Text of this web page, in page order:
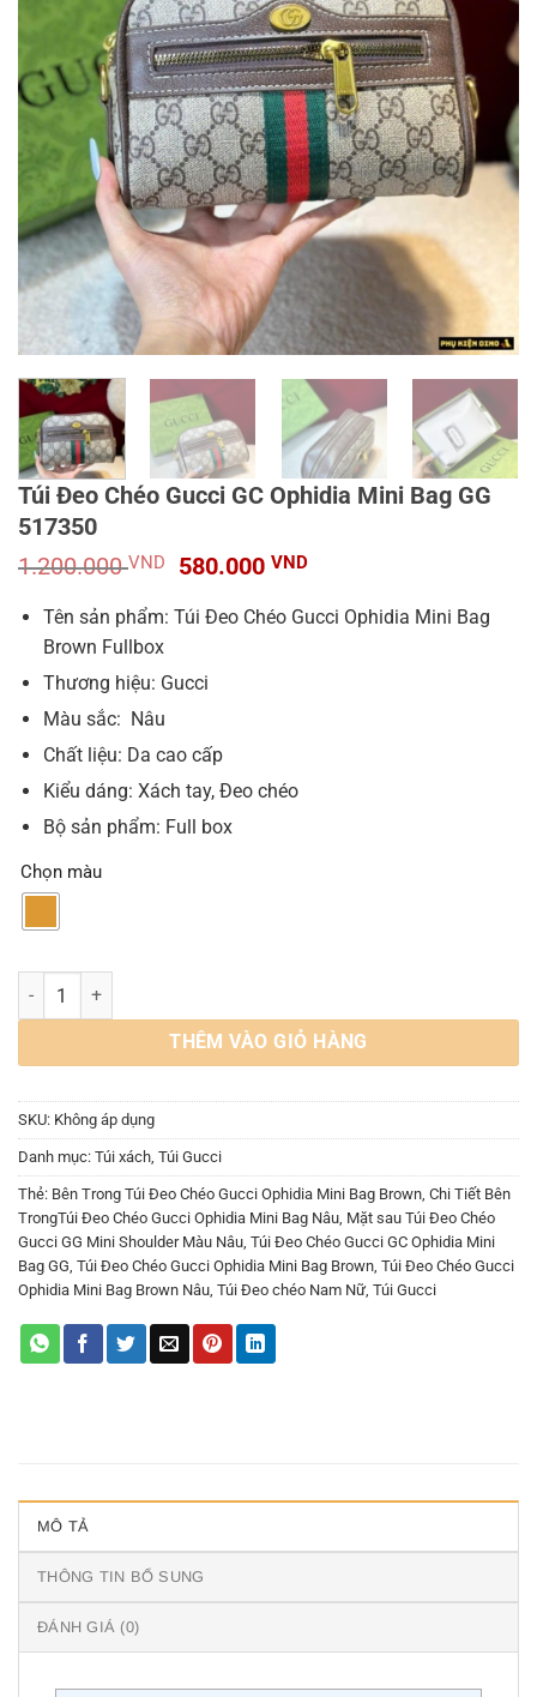
Túi Đeo Chéo Gucci GC Ophidia Mini Bag GG
517350
1.200.000VND
Giá
là:
580.000 VNDGiá
tại
Tên sản phẩm: Túi Đeo Chéo Gucci Ophidia Mini Bag
Brown Fullbox
Thương hiệu: Gucci
Màu sắc: Nâu
Chất liệu: Da cao cấp
Kiểu dáng: Xách tay, Đeo chéo
Bộ sản phẩm: Full box
Chọn màu
Túi Đeo Chéo Gucci GC Ophidia Mini Bag GG 517350 số lượng
THÊM VÀO GIỎ HÀNG
SKU: Không áp dụng
Danh mục: Túi xách, Túi Gucci
Thẻ: Bên Trong Túi Đeo Chéo Gucci Ophidia Mini Bag Brown, Chi Tiết Bên
TrongTúi Đeo Chéo Gucci Ophidia Mini Bag Nâu, Mặt sau Túi Đeo Chéo
Gucci GG Mini Shoulder Màu Nâu, Túi Đeo Chéo Gucci GC Ophidia Mini
Bag GG, Túi Đeo Chéo Gucci Ophidia Mini Bag Brown, Túi Đeo Chéo Gucci
Ophidia Mini Bag Brown Nâu, Túi Đeo chéo Nam Nữ, Túi Gucci
MÔ TẢ
THÔNG TIN BỔ SUNG
ĐÁNH GIÁ (0)